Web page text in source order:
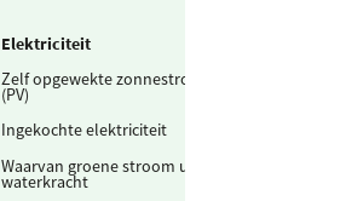
Elektriciteit
Zelf opgewekte zonnestroom
(PV)
Ingekochte elektriciteit
Waarvan groene stroom uit
waterkracht